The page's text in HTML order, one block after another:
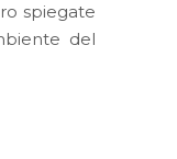
spiegate
del